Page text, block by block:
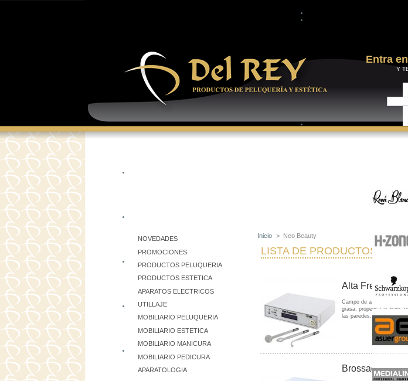
Entra
Y
NOVEDADES
PROMOCIONES
PRODUCTOS PELUQUERIA
PRODUCTOS ESTETICA
APARATOS ELECTRICOS
UTILLAJE
MOBILIARIO PELUQUERIA
MOBILIARIO ESTETICA
MOBILIARIO MANICURA
MOBILIARIO PEDICURA
APARATOLOGIA
Inicio > Neo Beauty
LISTA DE PRODUCTOS
Alta Frecuencia
(Darsonval)
Campo de aplicación:
grasa, propensa al acné,
las paredes...Leer más
Brossage facial